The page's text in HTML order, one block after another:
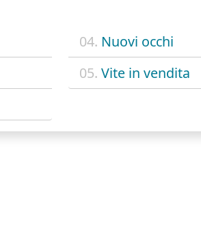
04. Nuovi occhi
05. Vite in vendita